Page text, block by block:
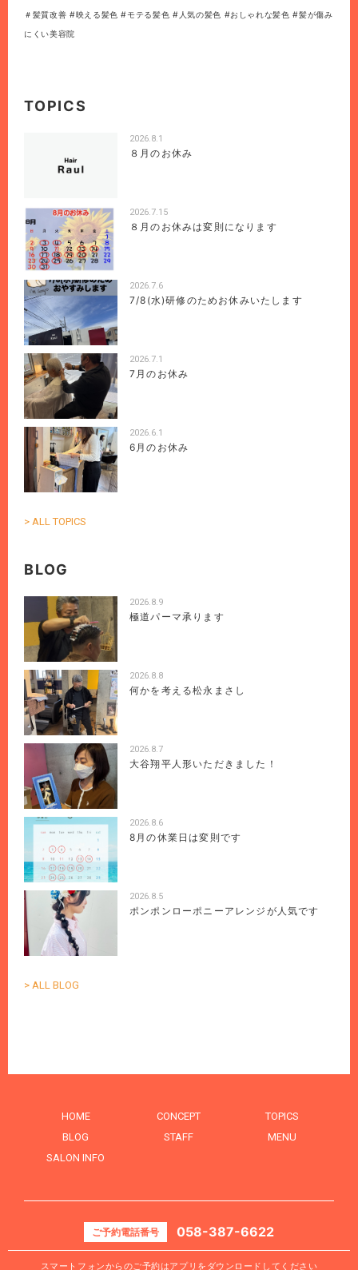
ご予約電話番号 058-387-6622
スマートフォンからのご予約はアプリをダウンロードしてください
＃髪質改善 #映える髪色 #モテる髪色 #人気の髪色 #おしゃれな髪色 #髪が傷み
にくい美容院
TOPICS
2026.8.1
８月のお休み
2026.7.15
８月のお休みは変則になります
2026.7.6
7/8(水)研修のためお休みいたします
2026.7.1
7月のお休み
2026.6.1
6月のお休み
> ALL TOPICS
BLOG
2026.8.9
極道パーマ承ります
2026.8.8
何かを考える松永まさし
2026.8.7
大谷翔平人形いただきました！
2026.8.6
8月の休業日は変則です
2026.8.5
ポンポンローポニーアレンジが人気です
> ALL BLOG
HOME CONCEPT
TOPICS
BLOG
STAFF
MENU
SALON INFO